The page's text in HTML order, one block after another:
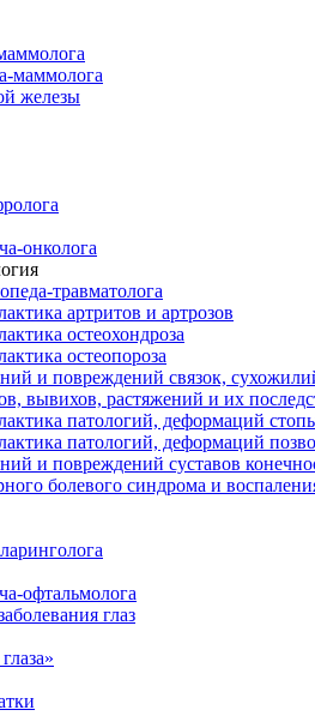
маммолога
железы
онколога
травматолога
артритов и артрозов
остеохондроза
остеопороза
и повреждений связок,
вывихов, растяжений и их
патологий, деформаций
патологий, деформаций
и повреждений суставов
болевого синдрома и
офтальмолога
глаз